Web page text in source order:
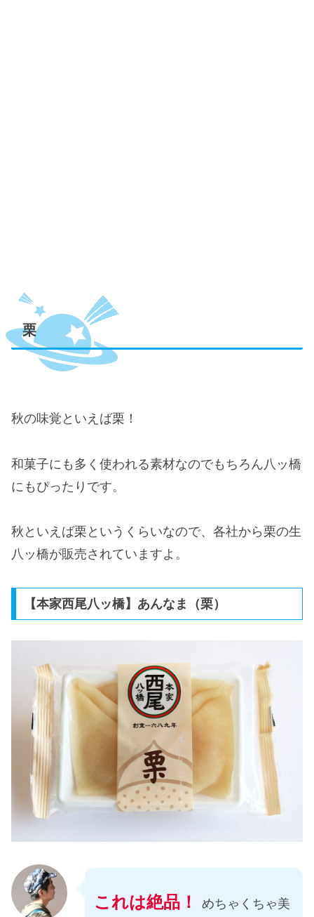
栗
秋の味覚といえば栗！
和菓子にも多く使われる素材なのでもちろん八ッ橋
にもぴったりです。
秋といえば栗というくらいなので、各社から栗の生
八ッ橋が販売されていますよ。
【本家西尾八ッ橋】あんなま（栗）
これは絶品！ めちゃくちゃ美